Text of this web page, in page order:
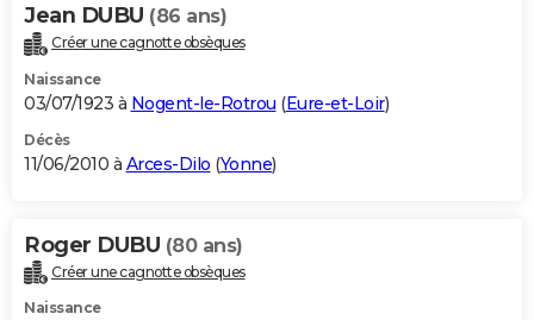
Jean DUBU (86 ans)
Créer une cagnotte obsèques
Naissance
03/07/1923 à Nogent-le-Rotrou (Eure-et-Loir)
Décès
11/06/2010 à Arces-Dilo (Yonne)
Roger DUBU (80 ans)
Créer une cagnotte obsèques
Naissance